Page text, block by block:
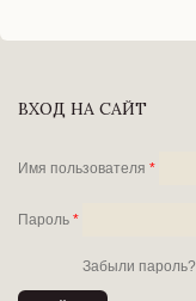
ВХОД НА САЙТ
Имя пользователя *
Пароль *
Забыли пароль?